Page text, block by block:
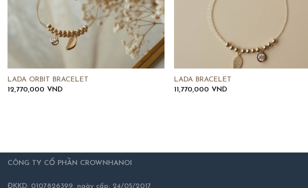
LADA ORBIT BRACELET
12,770,000 VND
LADA BRACELET
11,770,000 VND
CÔNG TY CỔ PHẦN CROWNHANOI
ĐKKD: 0107826399, ngày cấp: 24/05/2017